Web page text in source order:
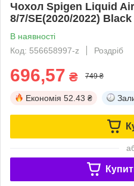
Чохол Spigen Liquid
8/7/SE(2020/2022) Black
В наявності
Код: 556658997-z
Роздріб
696,57 ₴ 749 ₴
Економія 52.43 ₴